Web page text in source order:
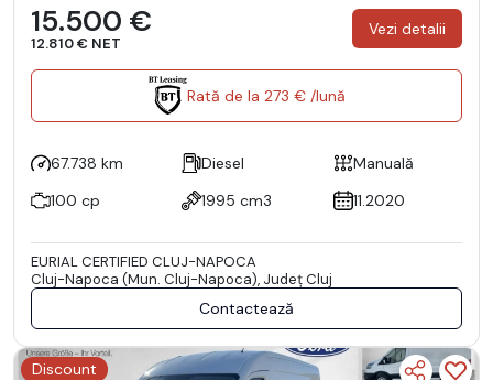
15.500 €
12.810 € NET
Vezi detalii
Rată de la 273 € /lună
67.738 km Diesel
Manuală
100 cp
1995 cm3 11.2020
EURIAL CERTIFIED CLUJ-NAPOCA
Cluj-Napoca (Mun. Cluj-Napoca), Județ Cluj
Contactează
Discount